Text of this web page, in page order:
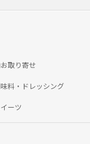
取り寄せ
料・ドレッシング
ーツ